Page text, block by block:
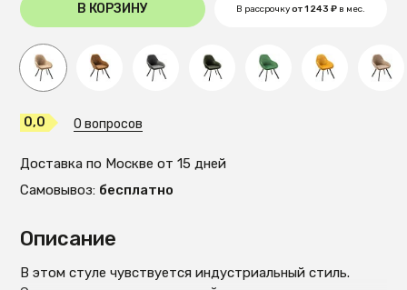
Описание
В этом стуле чувствуется индустриальный стиль.
В КОРЗИНУ В рассрочкуот 1 243 ₽в мес.
0,0 0 вопросов
Доставка по Москве от 15 дней
Самовывоз: бесплатно